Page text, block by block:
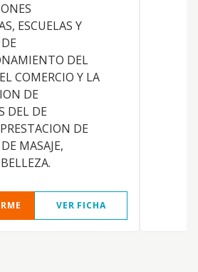
ESCUELAS Y
DEL
COMERCIO Y LA
DE
DEL DE
DE
MASAJE,
VER FICHA